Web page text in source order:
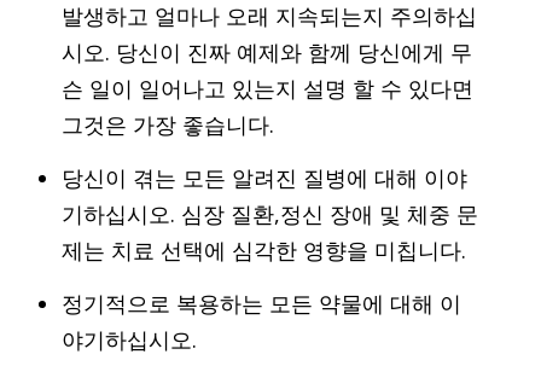
발생하고 얼마나 오래 지속되는지 주의하십
시오. 당신이 진짜 예제와 함께 당신에게 무
슨 일이 일어나고 있는지 설명 할 수 있다면
그것은 가장 좋습니다.
당신이 겪는 모든 알려진 질병에 대해 이야
기하십시오. 심장 질환,정신 장애 및 체중 문
제는 치료 선택에 심각한 영향을 미칩니다.
정기적으로 복용하는 모든 약물에 대해 이
야기하십시오.